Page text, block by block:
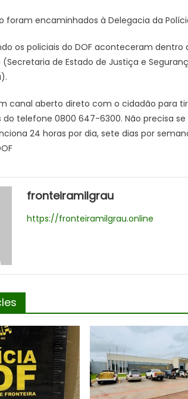
foram encaminhados à Delegacia da
os policiais do DOF aconteceram dentro
de Estado de Justiça e
canal aberto direto com o cidadão para
do telefone 0800 647-6300. Não precisa
24 horas por dia, sete dias por
fronteiramilgrau
https://fronteiramilgrau.online